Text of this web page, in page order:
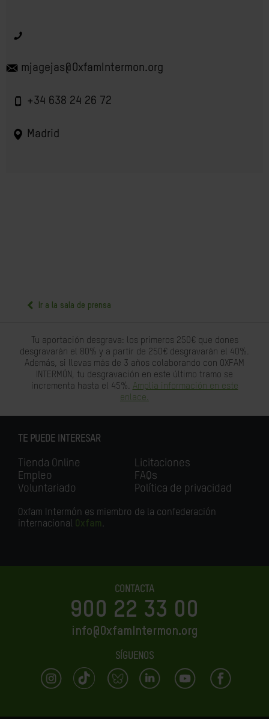
mjagejas@OxfamIntermon.org
+34 638 24 26 72
Madrid
Ir a la sala de prensa
Tu aportación desgrava: los primeros 250€ que dones
desgravarán el 80% y a partir de 250€ desgravarán el 40%.
Además, si llevas más de 3 años colaborando con OXFAM
INTERMÓN, tu desgravación en este último tramo se
incrementa hasta el 45%. Amplia información en este
enlace.
TE PUEDE INTERESAR
Tienda Online
Empleo
Voluntariado
Licitaciones
FAQs
Política de privacidad
Oxfam Intermón es miembro de la confederación
internacional Oxfam.
CONTACTA
900 22 33 00
info@OxfamIntermon.org
SÍGUENOS